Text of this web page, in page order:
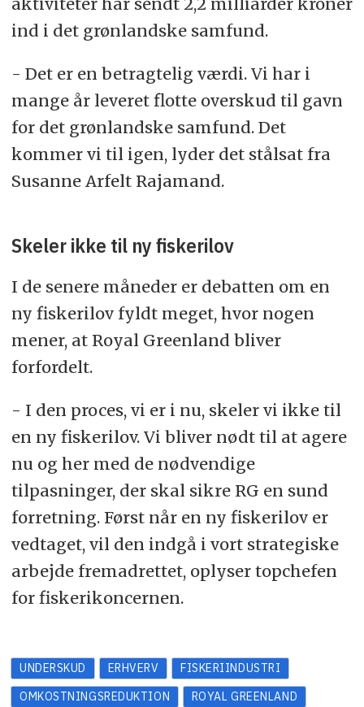
ind i det grønlandske samfund.
- Det er en betragtelig værdi. Vi har i
mange år leveret flotte overskud til gavn
for det grønlandske samfund. Det
kommer vi til igen, lyder det stålsat fra
Susanne Arfelt Rajamand.
Skeler ikke til ny fiskerilov
I de senere måneder er debatten om en
ny fiskerilov fyldt meget, hvor nogen
mener, at Royal Greenland bliver
forfordelt.
- I den proces, vi er i nu, skeler vi ikke til
en ny fiskerilov. Vi bliver nødt til at agere
nu og her med de nødvendige
tilpasninger, der skal sikre RG en sund
forretning. Først når en ny fiskerilov er
vedtaget, vil den indgå i vort strategiske
arbejde fremadrettet, oplyser topchefen
for fiskerikoncernen.
UNDERSKUD ERHVERV
FISKERIINDUSTRI
OMKOSTNINGSREDUKTION
ROYAL GREENLAND